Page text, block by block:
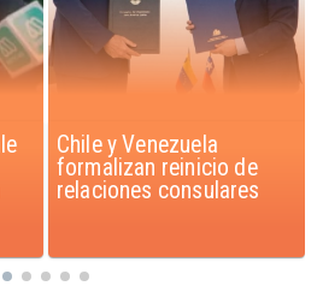
Feriantes rechazan
dichos de Camila Flores
sobre Fabiola Campillai